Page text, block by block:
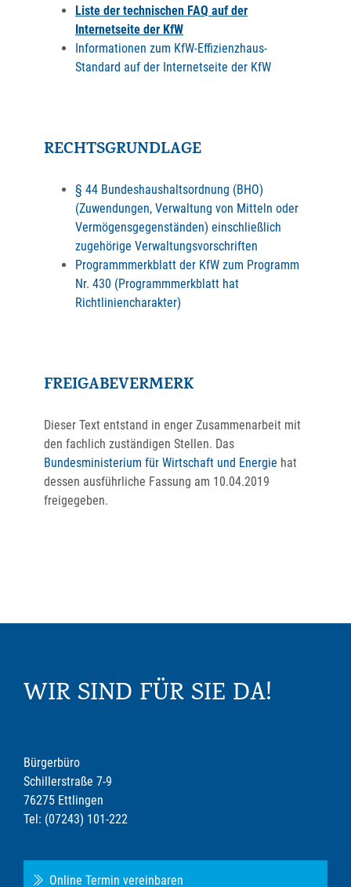
Liste der technischen FAQ auf der
Internetseite der KfW
Informationen zum KfW-Effizienzhaus-
Standard auf der Internetseite der KfW
RECHTSGRUNDLAGE
§ 44 Bundeshaushaltsordnung (BHO)
(Zuwendungen, Verwaltung von Mitteln oder
Vermögensgegenständen) einschließlich
zugehörige Verwaltungsvorschriften
Programmmerkblatt der KfW zum Programm
Nr. 430 (Programmmerkblatt hat
Richtliniencharakter)
FREIGABEVERMERK
Dieser Text entstand in enger Zusammenarbeit mit
den fachlich zuständigen Stellen. Das
Bundesministerium für Wirtschaft und Energie hat
dessen ausführliche Fassung am 10.04.2019
freigegeben.
WIR SIND FÜR SIE DA!
Bürgerbüro
Schillerstraße 7-9
76275 Ettlingen
Tel: (07243) 101-222
Online Termin vereinbaren